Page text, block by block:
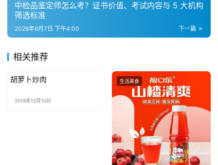
中检品鉴定师怎么考？证书价值、考试内容与 5 大机构
筛选标准
下一篇
2026年6月7日 下午4:00
相关推荐
生活美食
胡萝卜炒肉
2019年12月10日
生活美食